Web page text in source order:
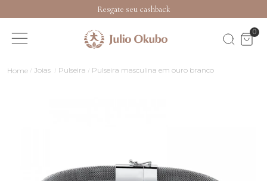
Resgate seu cashback
0
Joias Pulseira Pulseira masculina em ouro branco